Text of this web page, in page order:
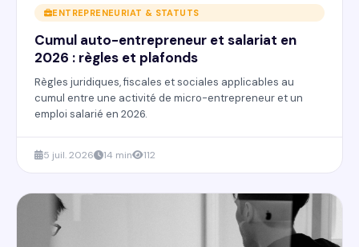
ENTREPRENEURIAT & STATUTS
Cumul auto-entrepreneur et salariat en
2026 : règles et plafonds
Règles juridiques, fiscales et sociales applicables au
cumul entre une activité de micro-entrepreneur et un
emploi salarié en 2026.
5 juil. 2026 14 min 112